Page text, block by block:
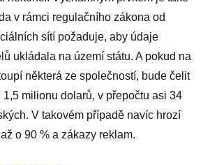
v rámci regulačního zákona od
sítí požaduje, aby údaje
ukládala na území státu. A pokud na
některá ze společností, bude čelit
1,5 milionu dolarů, v přepočtu asi 34
V takovém případě navíc hrozí
o 90 % a zákazy reklam.